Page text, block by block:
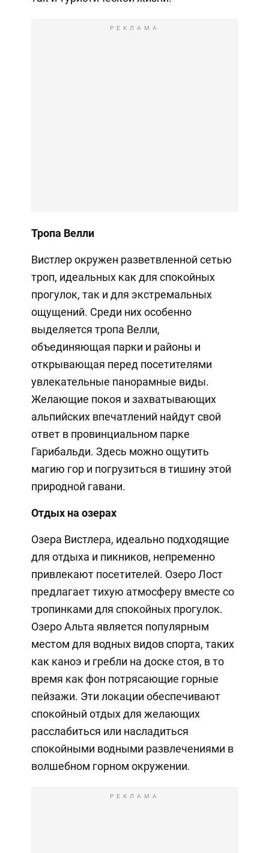
РЕКЛАМА
Тропа Велли
Вистлер окружен разветвленной сетью
троп, идеальных как для спокойных
прогулок, так и для экстремальных
ощущений. Среди них особенно
выделяется тропа Велли,
объединяющая парки и районы и
открывающая перед посетителями
увлекательные панорамные виды.
Желающие покоя и захватывающих
альпийских впечатлений найдут свой
ответ в провинциальном парке
Гарибальди. Здесь можно ощутить
магию гор и погрузиться в тишину этой
природной гавани.
Отдых на озерах
Озера Вистлера, идеально подходящие
для отдыха и пикников, непременно
привлекают посетителей. Озеро Лост
предлагает тихую атмосферу вместе со
тропинками для спокойных прогулок.
Озеро Альта является популярным
местом для водных видов спорта, таких
как каноэ и гребли на доске стоя, в то
время как фон потрясающие горные
пейзажи. Эти локации обеспечивают
спокойный отдых для желающих
расслабиться или насладиться
спокойными водными развлечениями в
волшебном горном окружении.
РЕКЛАМА